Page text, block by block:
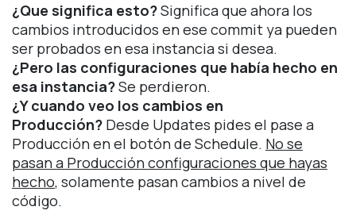
¿Que significa esto?Significa que ahora los
cambios introducidos en ese commit ya pueden
ser probados en esa instancia si desea.
¿Pero las configuraciones que había hecho en
esa instancia?Se perdieron.
¿Y cuando veo los cambios en
Producción? Desde Updates pides el pase a
Producción en el botón de Schedule. No se
pasan a Producción configuraciones que hayas
hecho, solamente pasan cambios a nivel de
código.